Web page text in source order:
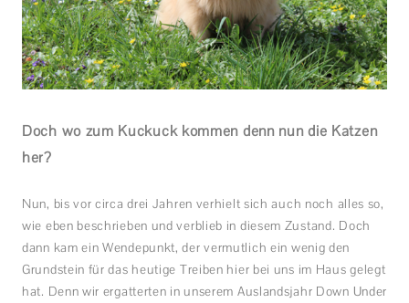
Doch wo zum Kuckuck kommen denn nun die Katzen
her?
Nun, bis vor circa drei Jahren verhielt sich auch noch alles so,
wie eben beschrieben und verblieb in diesem Zustand. Doch
dann kam ein Wendepunkt, der vermutlich ein wenig den
Grundstein für das heutige Treiben hier bei uns im Haus gelegt
hat. Denn wir ergatterten in unserem Auslandsjahr Down Under